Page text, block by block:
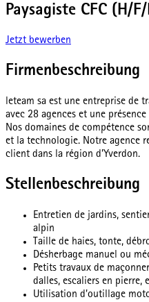
Paysagiste CFC (H/
Jetzt bewerben
Firmenbeschreibung
leteam sa est une entreprise de
avec 28 agences et une
Nos domaines de compétence
et la technologie. Notre agence
client dans la région d’Yverdon.
Stellenbeschreibung
Entretien de jardins,
alpin
Taille de haies, tonte,
Désherbage manuel ou
Petits travaux de
dalles, escaliers en pierre,
Utilisation d’outillage